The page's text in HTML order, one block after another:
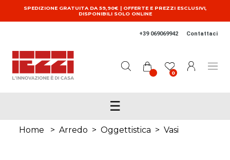
Salta al contenuto principale
SPEDIZIONE GRATUITA DA 59,90€ | OFFERTE E PREZZI ESCLUSIVI,
DISPONIBILI SOLO ONLINE
+39 069069942 Contattaci
0
☰
Home > Arredo > Oggettistica > Vasi